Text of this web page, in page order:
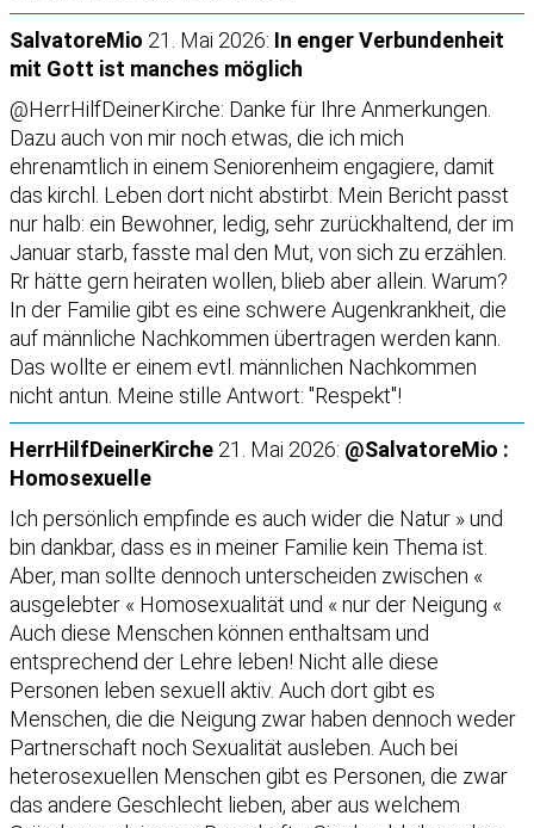
SalvatoreMio 21. Mai 2026: In enger Verbundenheit
mit Gott ist manches möglich
@HerrHilfDeinerKirche: Danke für Ihre Anmerkungen.
Dazu auch von mir noch etwas, die ich mich
ehrenamtlich in einem Seniorenheim engagiere, damit
das kirchl. Leben dort nicht abstirbt. Mein Bericht passt
nur halb: ein Bewohner, ledig, sehr zurückhaltend, der im
Januar starb, fasste mal den Mut, von sich zu erzählen.
Rr hätte gern heiraten wollen, blieb aber allein. Warum?
In der Familie gibt es eine schwere Augenkrankheit, die
auf männliche Nachkommen übertragen werden kann.
Das wollte er einem evtl. männlichen Nachkommen
nicht antun. Meine stille Antwort: "Respekt"!
HerrHilfDeinerKirche 21. Mai 2026: @SalvatoreMio :
Homosexuelle
Ich persönlich empfinde es auch wider die Natur » und
bin dankbar, dass es in meiner Familie kein Thema ist.
Aber, man sollte dennoch unterscheiden zwischen «
ausgelebter « Homosexualität und « nur der Neigung «
Auch diese Menschen können enthaltsam und
entsprechend der Lehre leben! Nicht alle diese
Personen leben sexuell aktiv. Auch dort gibt es
Menschen, die die Neigung zwar haben dennoch weder
Partnerschaft noch Sexualität ausleben. Auch bei
heterosexuellen Menschen gibt es Personen, die zwar
das andere Geschlecht lieben, aber aus welchem